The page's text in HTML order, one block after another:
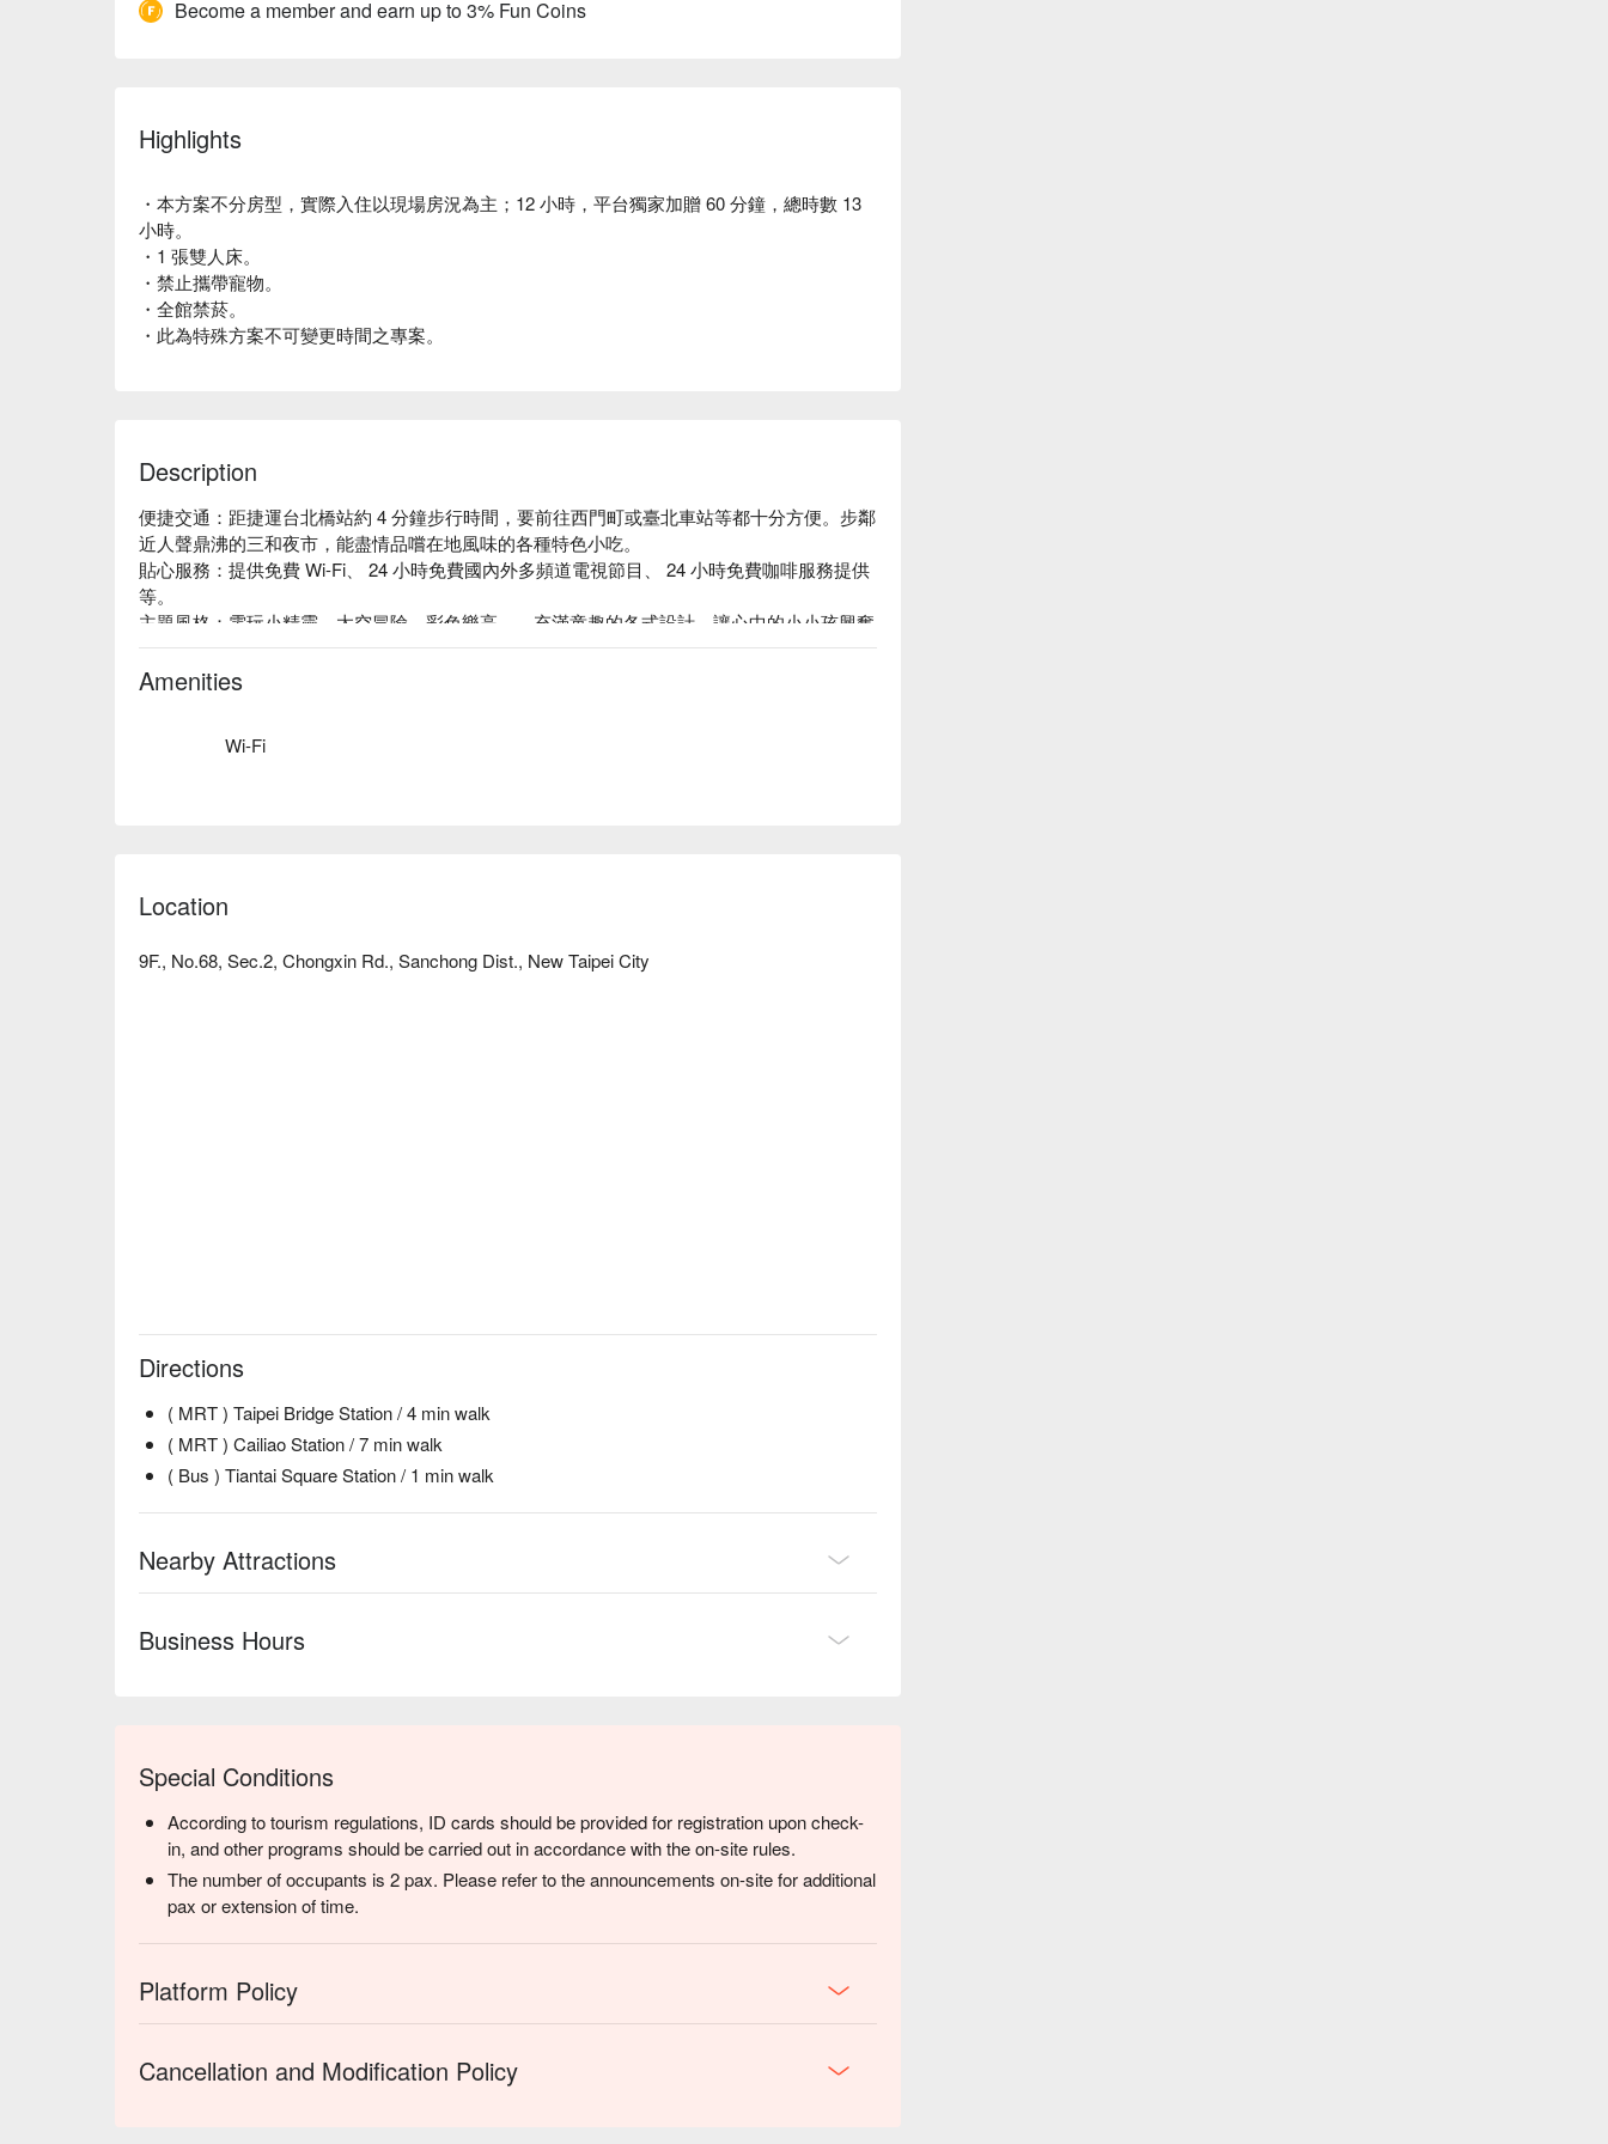
Become a member and earn up to 3% Fun Coins
Highlights
・本方案不分房型，實際入住以現場房況為主；12 小時，平台獨家加贈 60 分鐘，總時數 13
小時。
・1 張雙人床。
・禁止攜帶寵物。
・全館禁菸。
・此為特殊方案不可變更時間之專案。
Description
便捷交通：距捷運台北橋站約 4 分鐘步行時間，要前往西門町或臺北車站等都十分方便。步鄰
近人聲鼎沸的三和夜市，能盡情品嚐在地風味的各種特色小吃。
貼心服務：提供免費 Wi-Fi、 24 小時免費國內外多頻道電視節目、 24 小時免費咖啡服務提供
等。
主題風格：電玩小精靈、太空冒險、彩色樂高……充滿童趣的各式設計，讓心中的小小孩興奮
尖叫，一起回歸初心，放鬆享受。
Amenities
Wi-Fi
Location
9F., No.68, Sec.2, Chongxin Rd., Sanchong Dist., New Taipei City
Directions
( MRT ) Taipei Bridge Station / 4 min walk
( MRT ) Cailiao Station / 7 min walk
( Bus ) Tiantai Square Station / 1 min walk
Nearby Attractions
Business Hours
Special Conditions
According to tourism regulations, ID cards should be provided for registration upon check-
in, and other programs should be carried out in accordance with the on-site rules.
The number of occupants is 2 pax. Please refer to the announcements on-site for additional
pax or extension of time.
Platform Policy
Cancellation and Modification Policy